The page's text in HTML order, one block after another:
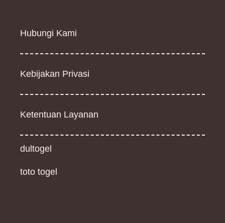
Hubungi Kami
Kebijakan Privasi
Ketentuan Layanan
dultogel
toto togel